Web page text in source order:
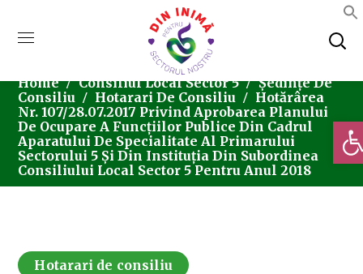
Home Consiliul Local Sector 5
Ședințe De
Consiliu
Hotarari De Consiliu
Hotărârea
Nr. 107/28.07.2017 Privind Aprobarea Planului
De Ocupare A Funcțiilor Publice Din Cadrul
Aparatului De Specialitate Al Primarului
Sectorului 5 Și Din Instituția Din Subordinea
Consiliului Local Sector 5 Pentru Anul 2018
Hotarari de consiliu